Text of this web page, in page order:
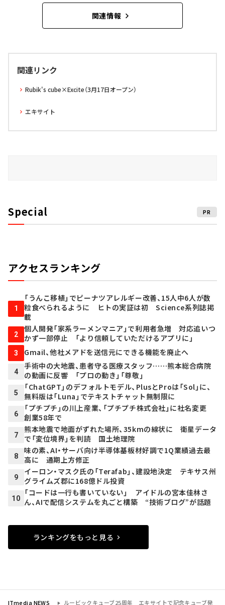
関連情報
関連リンク
Rubik's cube×Excite（3月17日オープン）
エキサイト
Special PR
アクセスランキング
1
「うんこ移植」でピーナツアレルギー改善、15人中6人が数
粒食べられるように ヒトの実証は初 Science系列誌掲
載
2
個人開発「家系ラーメンマニア」で利用者急増 対応追いつ
かず一部停止 「より信頼していただけるアプリに」
3 Gmail、他社メアドを送信元にできる機能を廃止へ
4
手術中の大地震、患者守る医療スタッフ……熊本総合病院
の動画に反響 「プロの動き」「尊敬」
5
「ChatGPT」のデフォルトモデル、PlusとProは「Sol」に、
無料版は「Luna」でテキストチャット無制限に
6
「プチプチ」の川上産業、「プチプチ株式会社」に社名変更
創業58年で
7
熊本地震で地面がずれた場所、35kmの線状に 衛星データ
で「変位境界」を判読 国土地理院
8
味の素、AI・サーバ向け半導体基板材好調で1Q業績過去最
高に 通期上方修正
9
イーロン・マスク氏の「Terafab」、建設地決定 テキサス州
グライムズ郡に168億ドル投資
10
「コードは一行も書いていない」 アイドルの宮本佳林さ
ん、AIで配信システムを丸ごと構築 “技術ブログ”が話題
ランキングをもっと見る
ITmedia NEWS ルービックキューブ25周年 エキサイトで記念キューブ発